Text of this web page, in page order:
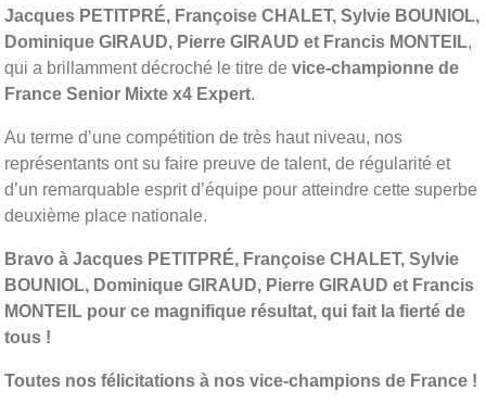
Jacques PETITPRÉ, Françoise CHALET, Sylvie BOUNIOL,
Dominique GIRAUD, Pierre GIRAUD et Francis MONTEIL,
qui a brillamment décroché le titre de vice-championne de
France Senior Mixte x4 Expert.
Au terme d’une compétition de très haut niveau, nos
représentants ont su faire preuve de talent, de régularité et
d’un remarquable esprit d’équipe pour atteindre cette superbe
deuxième place nationale.
Bravo à Jacques PETITPRÉ, Françoise CHALET, Sylvie
BOUNIOL, Dominique GIRAUD, Pierre GIRAUD et Francis
MONTEIL pour ce magnifique résultat, qui fait la fierté de
tous !
Toutes nos félicitations à nos vice-champions de France !